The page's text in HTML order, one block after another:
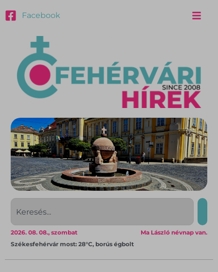
Facebook
Ma László névnap van.
2026. 08. 08., szombat
Székesfehérvár most: 28°C, borús égbolt